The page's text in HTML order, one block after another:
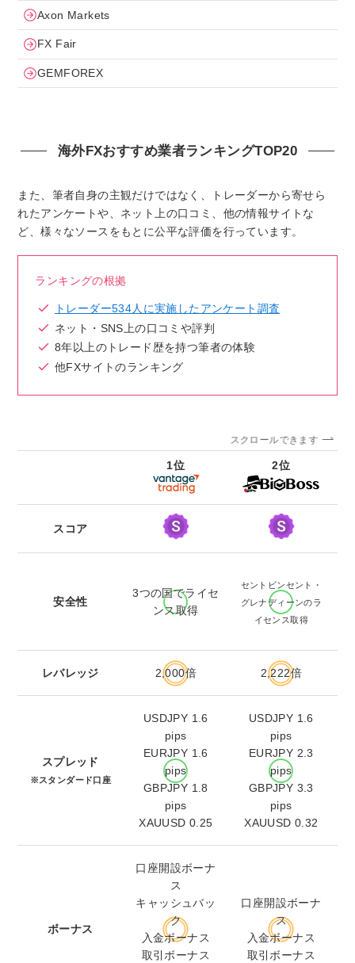
Axon Markets
FX Fair
GEMFOREX
海外FXおすすめ業者ランキングTOP20
また、筆者自身の主観だけではなく、トレーダーから寄せら
れたアンケートや、ネット上の口コミ、他の情報サイトな
ど、様々なソースをもとに公平な評価を行っています。
ランキングの根拠
トレーダー534人に実施したアンケート調査
ネット・SNS上の口コミや評判
8年以上のトレード歴を持つ筆者の体験
他FXサイトのランキング
スクロールできます
1位 2位
スコア
安全性
3つの国でライセ
ンス取得
セントビンセント・
グレナディーンのラ
イセンス取得
レバレッジ 2,000倍 2,222倍
スプレッド
※スタンダード口座
USDJPY 1.6
pips
EURJPY 1.6
pips
GBPJPY 1.8
pips
XAUUSD 0.25
USDJPY 1.6
pips
EURJPY 2.3
pips
GBPJPY 3.3
pips
XAUUSD 0.32
ボーナス
口座開設ボーナ
ス
キャッシュバッ
ク
入金ボーナス
取引ボーナス
口座開設ボーナ
ス
入金ボーナス
取引ボーナス